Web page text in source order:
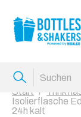
Start
Isolierflasche
24h kalt